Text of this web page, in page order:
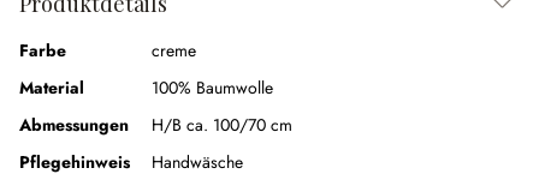
Farbe
creme
Material
100% Baumwolle
Abmessungen
H/B ca. 100/70 cm
Pflegehinweis
Handwäsche